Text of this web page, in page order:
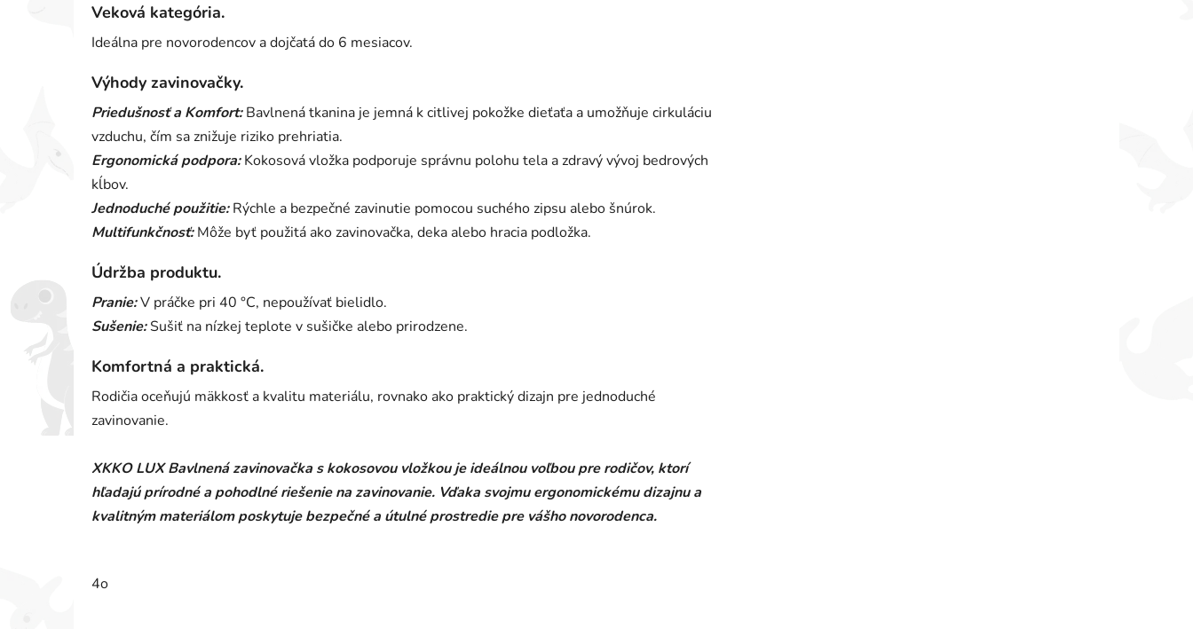
Veková kategória.
Ideálna pre novorodencov a dojčatá do 6 mesiacov.
Výhody zavinovačky.
Priedušnosť a Komfort:Bavlnená tkanina je jemná k citlivej pokožke dieťaťa a umožňuje cirkuláciu
vzduchu, čím sa znižuje riziko prehriatia.
Ergonomická podpora:Kokosová vložka podporuje správnu polohu tela a zdravý vývoj bedrových
kĺbov.
Jednoduché použitie:Rýchle a bezpečné zavinutie pomocou suchého zipsu alebo šnúrok.
Multifunkčnosť:Môže byť použitá ako zavinovačka, deka alebo hracia podložka.
Údržba produktu.
Pranie:V práčke pri 40 °C, nepoužívať bielidlo.
Sušenie:Sušiť na nízkej teplote v sušičke alebo prirodzene.
Komfortná a praktická.
Rodičia oceňujú mäkkosť a kvalitu materiálu, rovnako ako praktický dizajn pre jednoduché
zavinovanie.
XKKO LUX Bavlnená zavinovačka s kokosovou vložkou je ideálnou voľbou pre rodičov, ktorí
hľadajú prírodné a pohodlné riešenie na zavinovanie. Vďaka svojmu ergonomickému dizajnu a
kvalitným materiálom poskytuje bezpečné a útulné prostredie pre vášho novorodenca.
4o